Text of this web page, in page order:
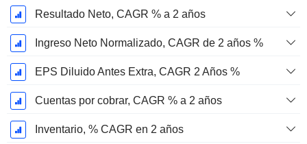
Resultado Neto, CAGR % a 2 años
Ingreso Neto Normalizado, CAGR de 2 años %
EPS Diluido Antes Extra, CAGR 2 Años %
Cuentas por cobrar, CAGR % a 2 años
Inventario, % CAGR en 2 años